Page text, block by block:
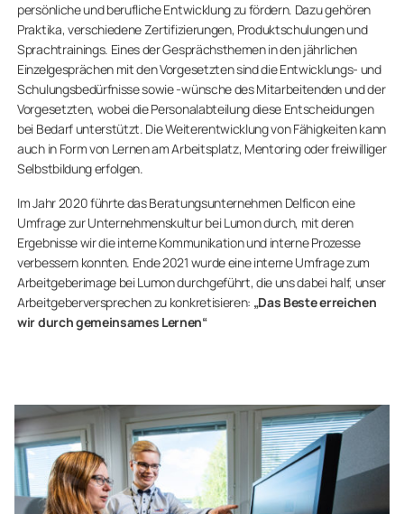
persönliche und berufliche Entwicklung zu fördern. Dazu gehören
Praktika, verschiedene Zertifizierungen, Produktschulungen und
Sprachtrainings. Eines der Gesprächsthemen in den jährlichen
Einzelgesprächen mit den Vorgesetzten sind die Entwicklungs- und
Schulungsbedürfnisse sowie -wünsche des Mitarbeitenden und der
Vorgesetzten, wobei die Personalabteilung diese Entscheidungen
bei Bedarf unterstützt. Die Weiterentwicklung von Fähigkeiten kann
auch in Form von Lernen am Arbeitsplatz, Mentoring oder freiwilliger
Selbstbildung erfolgen.
Im Jahr 2020 führte das Beratungsunternehmen Delficon eine
Umfrage zur Unternehmenskultur bei Lumon durch, mit deren
Ergebnisse wir die interne Kommunikation und interne Prozesse
verbessern konnten. Ende 2021 wurde eine interne Umfrage zum
Arbeitgeberimage bei Lumon durchgeführt, die uns dabei half, unser
Arbeitgeberversprechen zu konkretisieren: „Das Beste erreichen
wir durch gemeinsames Lernen“